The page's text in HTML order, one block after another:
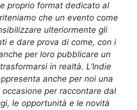
proprio format dedicato al
che un evento come
ulteriormente gli
e dare prova di come, con i
per loro pubblicare un
in realtà. L’Indie
anche per noi una
per raccontare dal
le opportunità e le novità